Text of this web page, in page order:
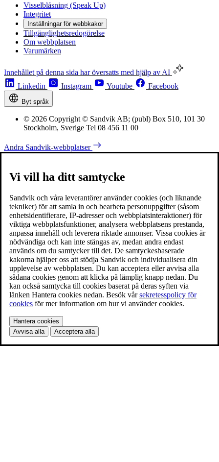
Visselblåsning (Speak Up)
Integritet
Inställningar för webbkakor
Tillgänglighetsredogörelse
Om webbplatsen
Varumärken
Innehållet på denna sida har översatts med hjälp av AI
Linkedin
Instagram Youtube Facebook
Byt språk
© 2026 Copyright © Sandvik AB; (publ) Box 510, 101 30
Stockholm, Sverige Tel 08 456 11 00
Andra Sandvik-webbplatser
Vi vill ha ditt samtycke
Sandvik och våra leverantörer använder cookies (och liknande
tekniker) för att samla in och bearbeta personuppgifter (såsom
enhetsidentifierare, IP-adresser och webbplatsinteraktioner) för
viktiga webbplatsfunktioner, analysera webbplatsens prestanda,
anpassa innehåll och leverera riktade annonser. Vissa cookies är
nödvändiga och kan inte stängas av, medan andra endast
används om du samtycker till det. De samtyckesbaserade
kakorna hjälper oss att stödja Sandvik och individualisera din
upplevelse av webbplatsen. Du kan acceptera eller avvisa alla
sådana cookies genom att klicka på lämplig knapp nedan. Du
kan också samtycka till cookies baserat på deras syften via
länken Hantera cookies nedan. Besök vårsekretesspolicy för
cookies för mer information om hur vi använder cookies.
Hantera cookies
Avvisa alla
Acceptera alla